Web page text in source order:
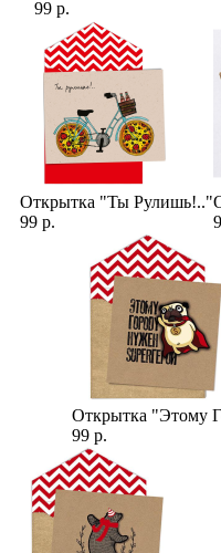
99 р.
Открытка "Ты Рулишь!.."
99 р.
Открытка "Этому
99 р.